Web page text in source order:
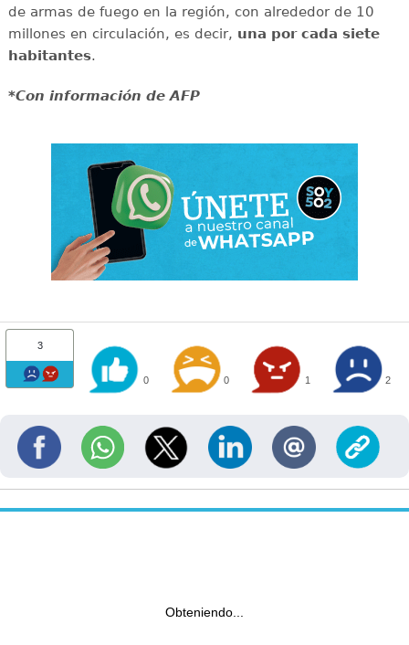
de armas de fuego en la región, con alrededor de 10
millones en circulación, es decir, una por cada siete
habitantes.
*Con información de AFP
3
0 0 1 2
Obteniendo...